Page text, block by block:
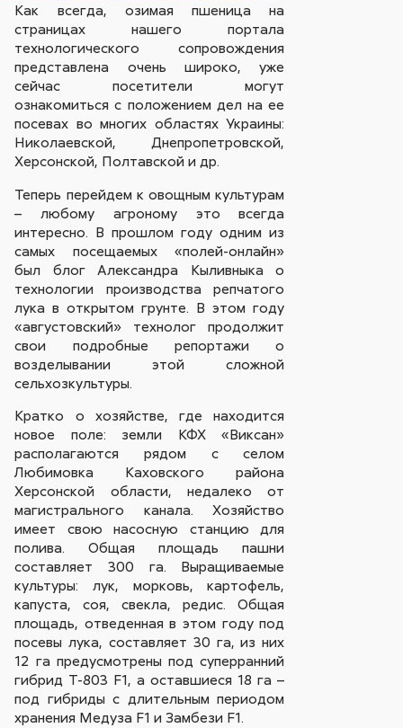
Как всегда, озимая пшеница на
страницах нашего портала
технологического сопровождения
представлена очень широко, уже
сейчас посетители могут
ознакомиться с положением дел на ее
посевах во многих областях Украины:
Николаевской, Днепропетровской,
Херсонской, Полтавской и др.
Теперь перейдем к овощным культурам
– любому агроному это всегда
интересно. В прошлом году одним из
самых посещаемых «полей-онлайн»
был блог Александра Кыливныка о
технологии производства репчатого
лука в открытом грунте. В этом году
«августовский» технолог продолжит
свои подробные репортажи о
возделывании этой сложной
сельхозкультуры.
Кратко о хозяйстве, где находится
новое поле: земли КФХ «Виксан»
располагаются рядом с селом
Любимовка Каховского района
Херсонской области, недалеко от
магистрального канала. Хозяйство
имеет свою насосную станцию для
полива. Общая площадь пашни
составляет 300 га. Выращиваемые
культуры: лук, морковь, картофель,
капуста, соя, свекла, редис. Общая
площадь, отведенная в этом году под
посевы лука, составляет 30 га, из них
12 га предусмотрены под суперранний
гибрид Т-803 F1, а оставшиеся 18 га –
под гибриды с длительным периодом
хранения Медуза F1 и Замбези F1.